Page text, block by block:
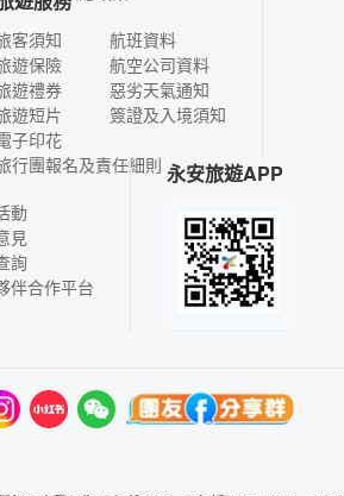
客須知
遊保險
遊禮券
遊短片
子印花
航班資料
航空公司資料
惡劣天氣通知
簽證及入境須知
行團報名及責任細則
動
見
詢
伴合作平台
永安旅遊APP